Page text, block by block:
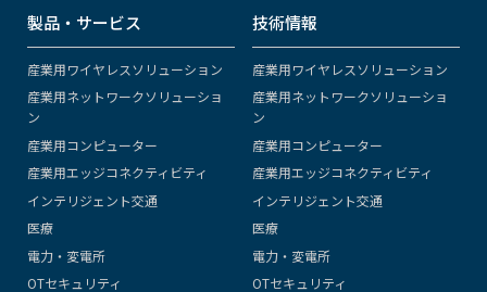
製品・サービス
産業用ワイヤレスソリューション
産業用ネットワークソリューショ
ン
産業用コンピューター
産業用エッジコネクティビティ
インテリジェント交通
医療
電力・変電所
OTセキュリティ
技術情報
産業用ワイヤレスソリューション
産業用ネットワークソリューショ
ン
産業用コンピューター
産業用エッジコネクティビティ
インテリジェント交通
医療
電力・変電所
OTセキュリティ